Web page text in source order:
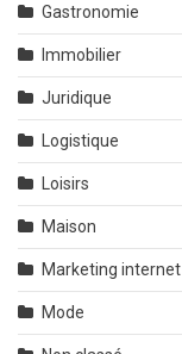
Gastronomie
Immobilier
Juridique
Logistique
Loisirs
Maison
Marketing internet
Mode